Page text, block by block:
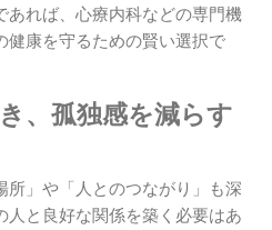
あれば、心療内科などの専門機
健康を守るための賢い選択で
、孤独感を減らす
所」や「人とのつながり」も深
人と良好な関係を築く必要はあ